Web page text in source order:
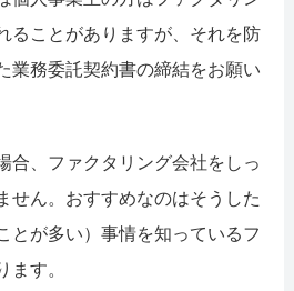
ることがありますが、それを防
業務委託契約書の締結をお願い
合、ファクタリング会社をしっ
せん。おすすめなのはそうした
とが多い）事情を知っているフ
ます。